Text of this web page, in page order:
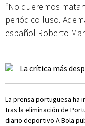
“No queremos
periódico luso.
español Roberto
La prensa portuguesa ha
tras la eliminación de
diario deportivo A Bola